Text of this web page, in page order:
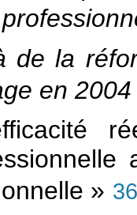
de la
en 2004
» 36